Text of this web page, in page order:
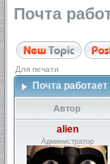
Почта
Для печати
Почта
Автор
alien
Администратор